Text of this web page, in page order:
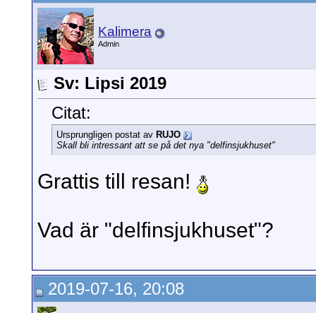
Kalimera
Admin
Sv: Lipsi 2019
Citat:
Ursprungligen postat av RUJO
Skall bli intressant att se på det nya "delfinsjukhuset"
Grattis till resan!
Vad är "delfinsjukhuset"?
2019-07-16, 20:08